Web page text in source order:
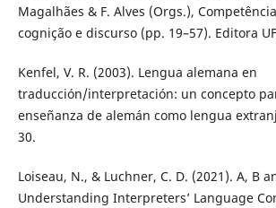
Magalhães & F. Alves (Orgs.),
cognição e discurso (pp. 19–57). Editora
Kenfel, V. R. (2003). Lengua alemana en
traducción/interpretación: un concepto
enseñanza de alemán como lengua
30.
Loiseau, N., & Luchner, C. D. (2021). A, B
Understanding Interpreters’ Language